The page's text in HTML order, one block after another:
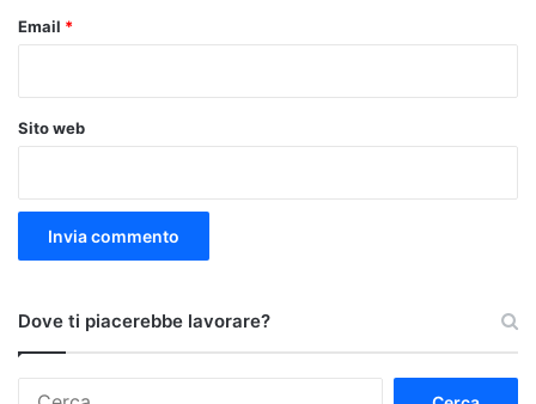
Email *
Sito web
Dove ti piacerebbe lavorare?